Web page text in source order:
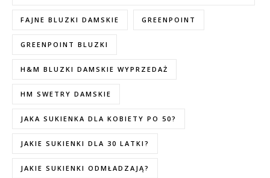
FAJNE BLUZKI DAMSKIE GREENPOINT
GREENPOINT BLUZKI
H&M BLUZKI DAMSKIE WYPRZEDAŻ
HM SWETRY DAMSKIE
JAKA SUKIENKA DLA KOBIETY PO 50?
JAKIE SUKIENKI DLA 30 LATKI?
JAKIE SUKIENKI ODMŁADZAJĄ?